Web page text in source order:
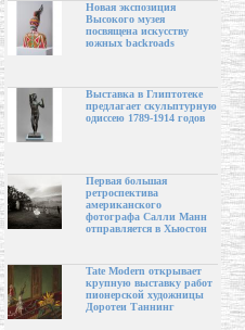
Новая экспозиция
Высокого музея
посвящена искусству
южных backroads
Выставка в Глиптотеке
предлагает скульптурную
одиссею 1789-1914 годов
Первая большая
ретроспектива
американского
фотографа Салли Манн
отправляется в Хьюстон
Tate Modern открывает
крупную выставку работ
пионерской художницы
Доротеи Таннинг